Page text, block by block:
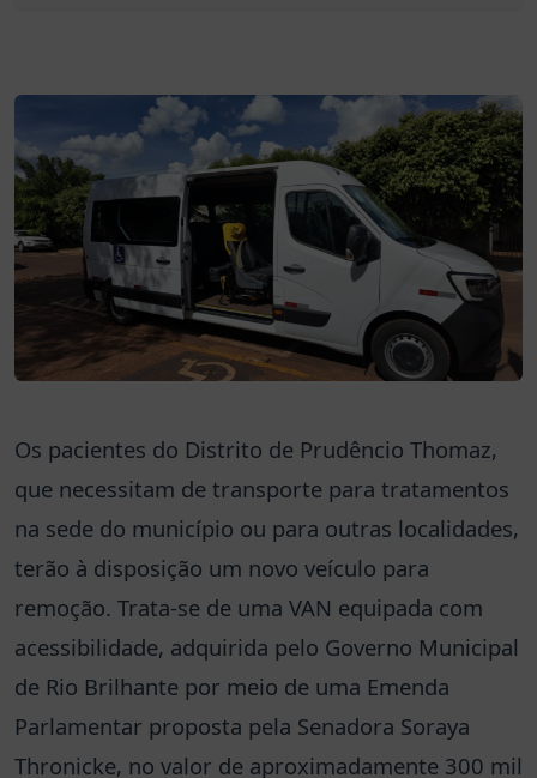
Os pacientes do Distrito de Prudêncio Thomaz,
que necessitam de transporte para tratamentos
na sede do município ou para outras localidades,
terão à disposição um novo veículo para
remoção. Trata-se de uma VAN equipada com
acessibilidade, adquirida pelo Governo Municipal
de Rio Brilhante por meio de uma Emenda
Parlamentar proposta pela Senadora Soraya
Thronicke, no valor de aproximadamente 300 mil